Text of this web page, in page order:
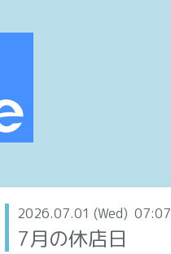
2026.07.01 (Wed) 07:07
7月の休店日